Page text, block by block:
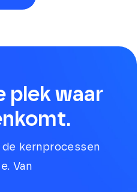
plek waar
kernprocessen
Van